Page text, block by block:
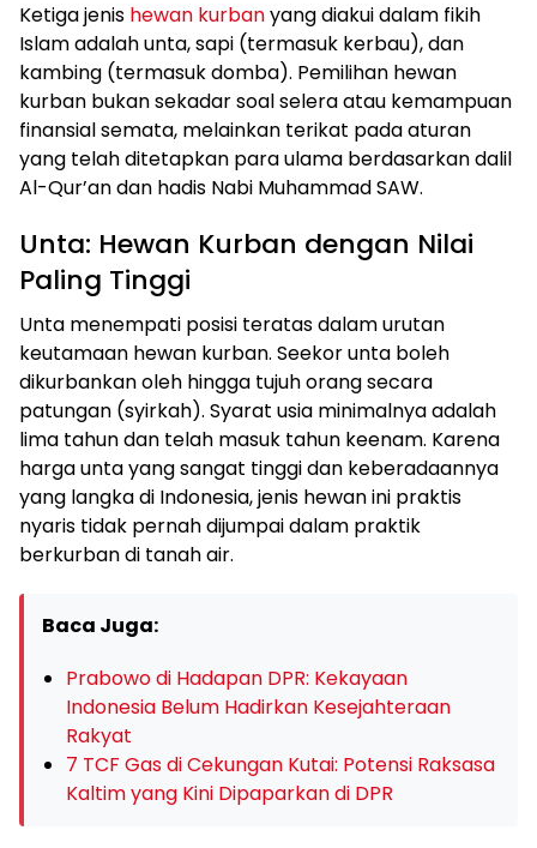
Ketiga jenis hewan kurbanyang diakui dalam fikih
Islam adalah unta, sapi (termasuk kerbau), dan
kambing (termasuk domba). Pemilihan hewan
kurban bukan sekadar soal selera atau kemampuan
finansial semata, melainkan terikat pada aturan
yang telah ditetapkan para ulama berdasarkan dalil
Al-Qur’an dan hadis Nabi Muhammad SAW.
Unta: Hewan Kurban dengan Nilai
Paling Tinggi
Unta menempati posisi teratas dalam urutan
keutamaan hewan kurban. Seekor unta boleh
dikurbankan oleh hingga tujuh orang secara
patungan (syirkah). Syarat usia minimalnya adalah
lima tahun dan telah masuk tahun keenam. Karena
harga unta yang sangat tinggi dan keberadaannya
yang langka di Indonesia, jenis hewan ini praktis
nyaris tidak pernah dijumpai dalam praktik
berkurban di tanah air.
Baca Juga:
Prabowo di Hadapan DPR: Kekayaan
Indonesia Belum Hadirkan Kesejahteraan
Rakyat
7 TCF Gas di Cekungan Kutai: Potensi Raksasa
Kaltim yang Kini Dipaparkan di DPR